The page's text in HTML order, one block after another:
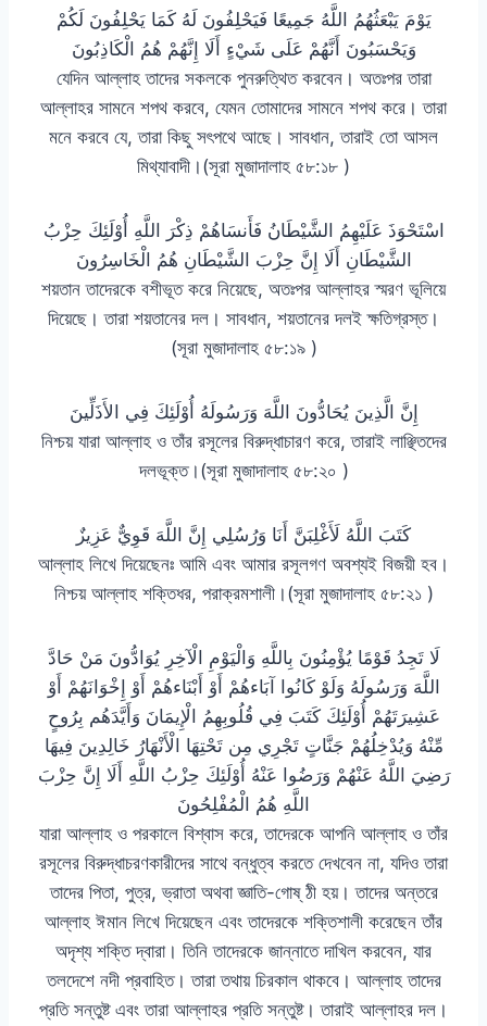
يَوْمَ يَبْعَثُهُمُ اللَّهُ جَمِيعًا فَيَحْلِفُونَ لَهُ كَمَا يَحْلِفُونَ لَكُمْ
وَيَحْسَبُونَ أَنَّهُمْ عَلَى شَيْءٍ أَلَا إِنَّهُمْ هُمُ الْكَاذِبُونَ
যেদিন আল্লাহ তাদের সকলকে পুনরুত্থিত করবেন। অতঃপর তারা
আল্লাহর সামনে শপথ করবে, যেমন তোমাদের সামনে শপথ করে। তারা
মনে করবে যে, তারা কিছু সৎপথে আছে। সাবধান, তারাই তো আসল
মিথ্যাবাদী।(সূরা মুজাদালাহ ৫৮:১৮ )
اسْتَحْوَذَ عَلَيْهِمُ الشَّيْطَانُ فَأَنسَاهُمْ ذِكْرَ اللَّهِ أُوْلَئِكَ حِزْبُ
الشَّيْطَانِ أَلَا إِنَّ حِزْبَ الشَّيْطَانِ هُمُ الْخَاسِرُونَ
শয়তান তাদেরকে বশীভূত করে নিয়েছে, অতঃপর আল্লাহর স্মরণ ভূলিয়ে
দিয়েছে। তারা শয়তানের দল। সাবধান, শয়তানের দলই ক্ষতিগ্রস্ত।
(সূরা মুজাদালাহ ৫৮:১৯ )
إِنَّ الَّذِينَ يُحَادُّونَ اللَّهَ وَرَسُولَهُ أُوْلَئِكَ فِي الأَذَلِّينَ
নিশ্চয় যারা আল্লাহ ও তাঁর রসূলের বিরুদ্ধাচারণ করে, তারাই লাঞ্ছিতদের
দলভূক্ত।(সূরা মুজাদালাহ ৫৮:২০ )
كَتَبَ اللَّهُ لَأَغْلِبَنَّ أَنَا وَرُسُلِي إِنَّ اللَّهَ قَوِيٌّ عَزِيزٌ
আল্লাহ লিখে দিয়েছেনঃ আমি এবং আমার রসূলগণ অবশ্যই বিজয়ী হব।
নিশ্চয় আল্লাহ শক্তিধর, পরাক্রমশালী।(সূরা মুজাদালাহ ৫৮:২১ )
لَا تَجِدُ قَوْمًا يُؤْمِنُونَ بِاللَّهِ وَالْيَوْمِ الْآخِرِ يُوَادُّونَ مَنْ حَادَّ
اللَّهَ وَرَسُولَهُ وَلَوْ كَانُوا آبَاءهُمْ أَوْ أَبْنَاءهُمْ أَوْ إِخْوَانَهُمْ أَوْ
عَشِيرَتَهُمْ أُوْلَئِكَ كَتَبَ فِي قُلُوبِهِمُ الْإِيمَانَ وَأَيَّدَهُم بِرُوحٍ
مِّنْهُ وَيُدْخِلُهُمْ جَنَّاتٍ تَجْرِي مِن تَحْتِهَا الْأَنْهَارُ خَالِدِينَ فِيهَا
رَضِيَ اللَّهُ عَنْهُمْ وَرَضُوا عَنْهُ أُوْلَئِكَ حِزْبُ اللَّهِ أَلَا إِنَّ حِزْبَ
اللَّهِ هُمُ الْمُفْلِحُونَ
যারা আল্লাহ ও পরকালে বিশ্বাস করে, তাদেরকে আপনি আল্লাহ ও তাঁর
রসূলের বিরুদ্ধাচরণকারীদের সাথে বন্ধুত্ব করতে দেখবেন না, যদিও তারা
তাদের পিতা, পুত্র, ভ্রাতা অথবা জ্ঞাতি-গোষ্ ঠী হয়। তাদের অন্তরে
আল্লাহ ঈমান লিখে দিয়েছেন এবং তাদেরকে শক্তিশালী করেছেন তাঁর
অদৃশ্য শক্তি দ্বারা। তিনি তাদেরকে জান্নাতে দাখিল করবেন, যার
তলদেশে নদী প্রবাহিত। তারা তথায় চিরকাল থাকবে। আল্লাহ তাদের
প্রতি সন্তুষ্ট এবং তারা আল্লাহর প্রতি সন্তুষ্ট। তারাই আল্লাহর দল।